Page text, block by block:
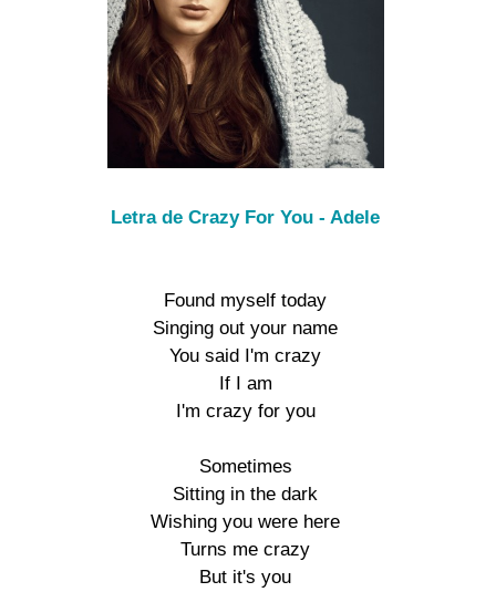
Letra de Crazy For You - Adele
Found myself today
Singing out your name
You said I'm crazy
If I am
I'm crazy for you
Sometimes
Sitting in the dark
Wishing you were here
Turns me crazy
But it's you